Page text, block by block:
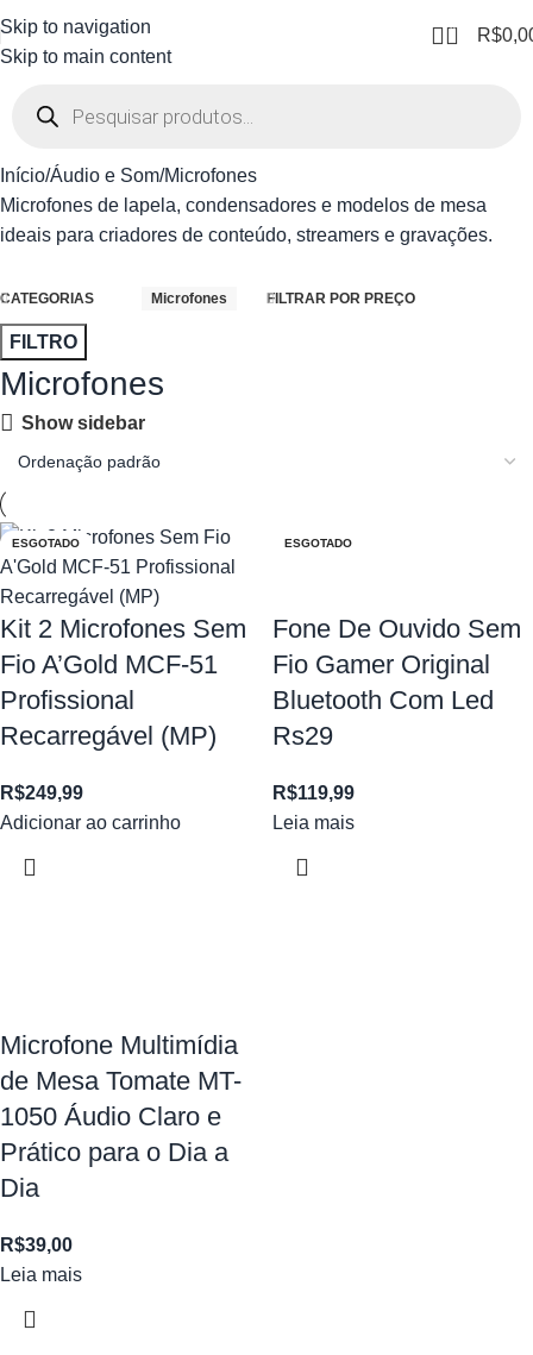
Skip to navigation
Skip to main content
0 R$
Início Áudio e Som Microfones
Microfones de lapela, condensadores e modelos de mesa
ideais para criadores de conteúdo, streamers e gravações.
CATEGORIAS Microfones FILTRAR POR PREÇO
FILTRO
Microfones
Show sidebar
Kit 2 Microfones Sem
Fio A’Gold MCF-51
Profissional
Recarregável (MP)
R$249,99
Adicionar ao carrinho
ESGOTADO
Fone De Ouvido Sem
Fio Gamer Original
Bluetooth Com Led
Rs29
R$119,99
Leia mais
ESGOTADO
Microfone Multimídia
de Mesa Tomate MT-
1050 Áudio Claro e
Prático para o Dia a
Dia
R$39,00
Leia mais